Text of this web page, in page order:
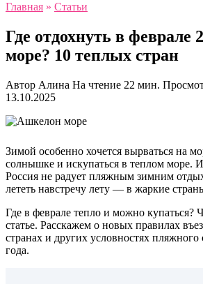
Главная » Статьи
Где отдохнуть в феврале
море? 10 теплых стран
Автор Алина На чтение 22 мин.
13.10.2025
Зимой особенно хочется вырваться на
солнышке и искупаться в теплом море.
Россия не радует пляжным зимним
лететь навстречу лету — в жаркие
Где в феврале тепло и можно купаться?
статье. Расскажем о новых правилах
странах и других условностях пляжного
года.